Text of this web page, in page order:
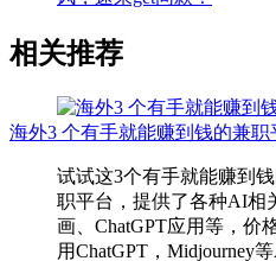
相关推荐
海外3 个有手就能赚到钱的兼职
试试这3个有手就能赚到
职平台，提供了各种AI相
画、ChatGPT应用等，价
用ChatGPT，Midjourney